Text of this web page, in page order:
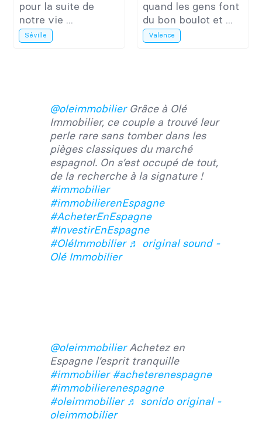
pour la suite de
notre vie ...
Séville
quand les gens font
du bon boulot et ...
Valence
@oleimmobilierGrâce à Olé
Immobilier, ce couple a trouvé leur
perle rare sans tomber dans les
pièges classiques du marché
espagnol. On s’est occupé de tout,
de la recherche à la signature !
#immobilier
#immobilierenEspagne
#AcheterEnEspagne
#InvestirEnEspagne
#OléImmobilier ♬ original sound -
Olé Immobilier
@oleimmobilierAchetez en
Espagne l’esprit tranquille
#immobilier #acheterenespagne
#immobilierenespagne
#oleimmobilier ♬ sonido original -
oleimmobilier